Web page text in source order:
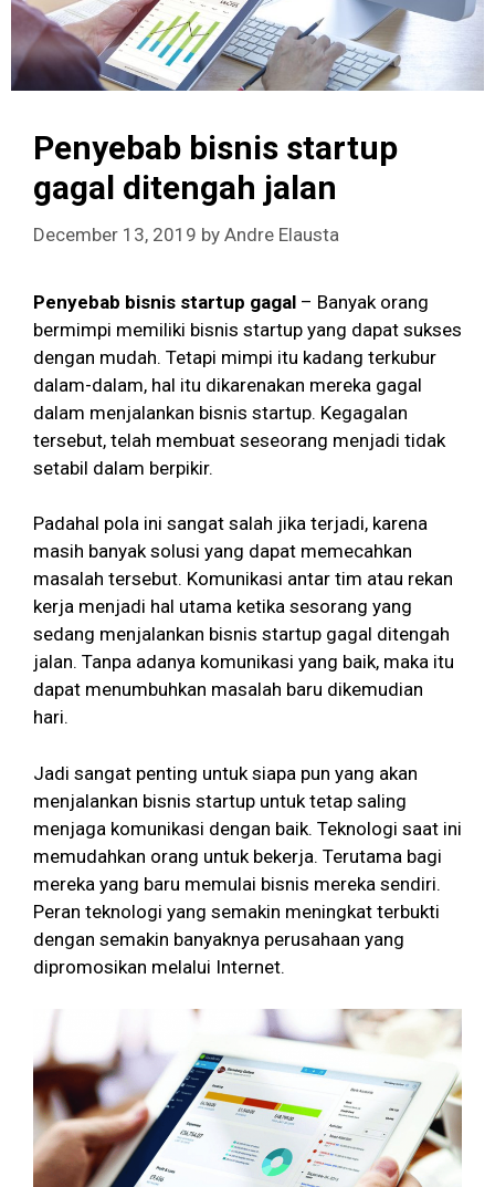
Penyebab bisnis startup
gagal ditengah jalan
December 13, 2019 by Andre Elausta
Penyebab bisnis startup gagal – Banyak orang
bermimpi memiliki bisnis startup yang dapat sukses
dengan mudah. Tetapi mimpi itu kadang terkubur
dalam-dalam, hal itu dikarenakan mereka gagal
dalam menjalankan bisnis startup. Kegagalan
tersebut, telah membuat seseorang menjadi tidak
setabil dalam berpikir.
Padahal pola ini sangat salah jika terjadi, karena
masih banyak solusi yang dapat memecahkan
masalah tersebut. Komunikasi antar tim atau rekan
kerja menjadi hal utama ketika sesorang yang
sedang menjalankan bisnis startup gagal ditengah
jalan. Tanpa adanya komunikasi yang baik, maka itu
dapat menumbuhkan masalah baru dikemudian
hari.
Jadi sangat penting untuk siapa pun yang akan
menjalankan bisnis startup untuk tetap saling
menjaga komunikasi dengan baik. Teknologi saat ini
memudahkan orang untuk bekerja. Terutama bagi
mereka yang baru memulai bisnis mereka sendiri.
Peran teknologi yang semakin meningkat terbukti
dengan semakin banyaknya perusahaan yang
dipromosikan melalui Internet.